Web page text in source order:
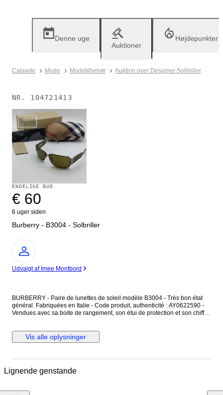
Denne uge
Auktioner
Højdepunkter
Catawiki Mode Modetilbehør Auktion over Designer Solbriller
NR. 104721413
Solgt
ENDELIGE BUD
€ 60
6 uger siden
Burberry - B3004 - Solbriller
Ekspert
Udvalgt af Imee Montbord
BURBERRY - Paire de lunettes de soleil modèle B3004 - Très bon état
général. Fabriquées en Italie - Code produit, authenticité : AY0622590 -
Vendues avec sa boite de rangement, son étui de protection et son chiffon
motifs à carreaux sur l'autre face - Le masque est sans monture
apparente. Les verres sont teintés uniformément, avec des micros
13,5 cm - Longueur des branches 12,5 cm. Inscriptions : Burberry Made in
rayures, non visible sur les photos et ne gênant pas la vision. Les lunettes
Vis alle oplysninger
Lignende genstande